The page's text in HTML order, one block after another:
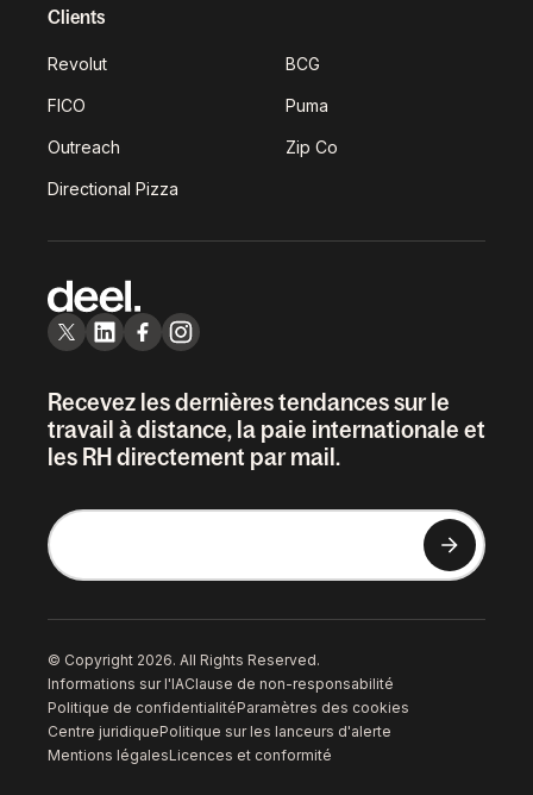
Clients
Revolut BCG
FICO Puma
Outreach Zip Co
Directional Pizza
Recevez les dernières tendances sur le
travail à distance, la paie internationale et
les RH directement par mail.
© Copyright 2026. All Rights Reserved.
Informations sur l'IAClause de non-responsabilité
Politique de confidentialitéParamètres des cookies
Centre juridiquePolitique sur les lanceurs d'alerte
Mentions légalesLicences et conformité